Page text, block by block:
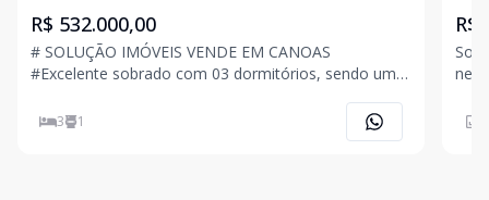
R$ 532.000,00
# SOLUÇÃO IMÓVEIS VENDE EM CANOAS
#Excelente sobrado com 03 dormitórios, sendo um
segundo pavimento, com uma suíte americana. O
imóvel está situado em um condomínio fechado,
3 1
R$
03